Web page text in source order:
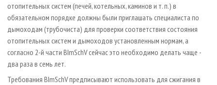
отопительных систем (печей, котельных, каминов и т. п.) в
обязательном порядке должны были приглашать специалиста по
дымоходам (трубочиста) для проверки соответствия состояния
отопительных систем и дымоходов установленным нормам, а
согласно 2-й части BImSchV сейчас это необходимо делать чаще -
два раза в семь лет.
Требования BImSchV предписывают использовать для сжигания в